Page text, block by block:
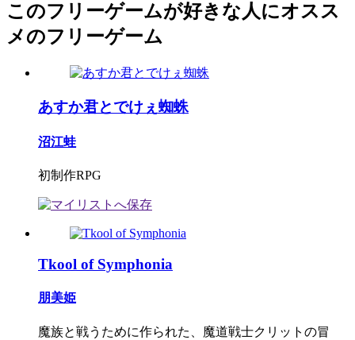
このフリーゲームが好きな人にオスス
メのフリーゲーム
あすか君とでけぇ蜘蛛
沼江蛙
初制作RPG
Tkool of Symphonia
朋美姫
魔族と戦うために作られた、魔道戦士クリットの冒